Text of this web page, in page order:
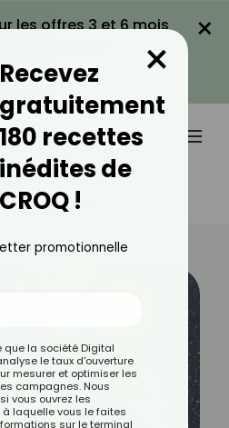
les offres 3 et 6 mois
LA PROMO
×
Coûteux ?
Recevez
gratuitement
180 recettes
inédites de
CROQ !
×
promotionnelle
que la société Digital
le taux d'ouverture
mesurer et optimiser les
campagnes. Nous
vous ouvrez les
à laquelle vous le faites
sur le terminal